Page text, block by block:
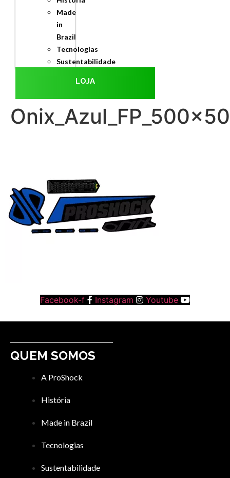
Made
in
Brazil
Tecnologias
Sustentabilidade
LOJA
Facebook-f Instagram Youtube
QUEM SOMOS
A ProShock
História
Made in Brazil
Tecnologias
Sustentabilidade